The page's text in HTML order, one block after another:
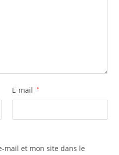
E-mail *
mail et mon site dans le